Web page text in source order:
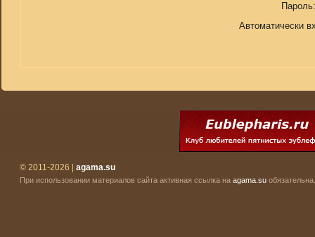
Пароль:
Автоматически
© 2011-2026 | agama.su
При использовании материалов сайта активная ссылка на agama.su обязательна.